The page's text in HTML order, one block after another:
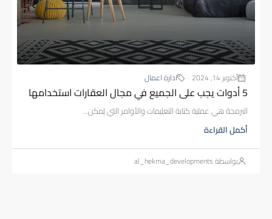
أكتوبر 14, 2024 ادارة اعمال
5 أدوات يجب على الجميع في مجال العقارات استخدامها
البرمجة هي عملية كتابة التعليمات والأوامر التي يُمكن...
أكمل القراءة
بواسطة al_hekma_developments